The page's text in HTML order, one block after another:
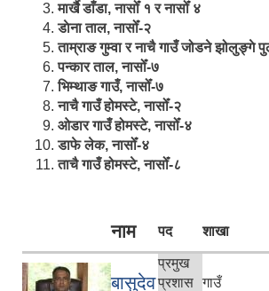
मार्खै डाँडा, नासोँ १ र नासोँ ४
डाेना ताल, नासोँ-२
ताम्राङ गुम्वा र नाचै गाउँ जोडने झोलुङ्गे
पन्कार ताल, नासोँ-७
भिम्थाङ गाउँ, नासोँ-७
नाचै गाउँ होमस्टे, नासोँ-२
ओ‍‍‌डार गाउँ होमस्टे, नासोँ-४
डाफे लेक, नासोँ-४
ताचै गाउँ होमस्टे, नासोँ-८
नाम पद शाखा
बासुदेव
प्रमुख
प्रशास गाउँ